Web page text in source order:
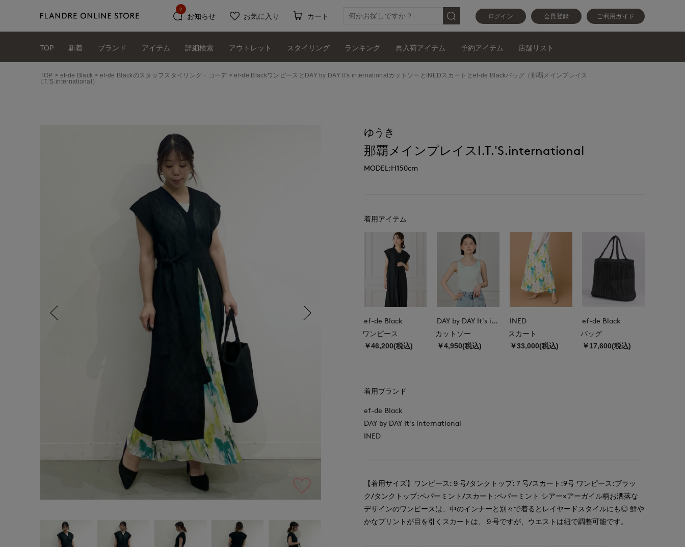
ログイン 会員登録 ご利用ガイド
お知らせ
2
お気に入り カート
TOP 新着 ブランド アイテム 詳細検索 アウトレット スタイリング ランキング 再入荷アイテム 予約アイテム 店舗リスト
TOP ef-de Black ef-de Blackのスタッフスタイリング・コーデ
ef-de BlackワンピースとDAY by DAY It's internationalカットソーとINEDスカートとef-de Blackバッグ（那覇メインプレイス
I.T.'S.international）
ゆうき
那覇メインプレイスI.T.'S.international
MODEL:H150cm
着用アイテム
ef-de Black
ワンピース
￥46,200(税込)
DAY by DAY It's international
カットソー
￥4,950(税込)
INED
スカート
￥33,000(税込)
ef-de Black
バッグ
￥17,600(税込)
着用ブランド
ef-de Black
DAY by DAY It's international
INED
【着用サイズ】ワンピース:９号/タンクトップ:７号/スカート:9号 ワンピース:ブラッ
ク/タンクトップ:ペパーミント/スカート:ペパーミント シアー×アーガイル柄お洒落な
デザインのワンピースは、中のインナーと別々で着るとレイヤードスタイルにも◎ 鮮や
かなプリントが目を引くスカートは、９号ですが、ウエストは紐で調整可能です。